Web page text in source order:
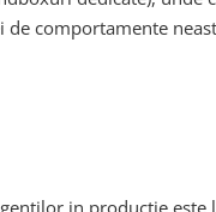
comportamente